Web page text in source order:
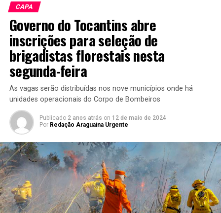
CAPA
Governo do Tocantins abre
inscrições para seleção de
brigadistas florestais nesta
segunda-feira
As vagas serão distribuídas nos nove municípios onde há
unidades operacionais do Corpo de Bombeiros
Publicado 2 anos atrás on 12 de maio de 2024
Por Redação Araguaina Urgente